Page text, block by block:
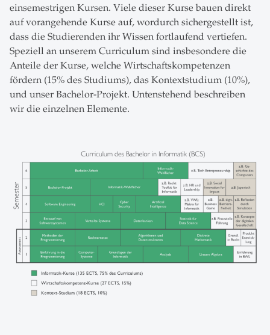
einsemestrigen Kursen. Viele dieser Kurse bauen direkt
auf vorangehende Kurse auf, wordurch sichergestellt ist,
dass die Studierenden ihr Wissen fortlaufend vertiefen.
Speziell an unserem Curriculum sind insbesondere die
Anteile der Kurse, welche Wirtschaftskompetenzen
fördern (15% des Studiums), das Kontextstudium (10%),
und unser Bachelor-Projekt. Untenstehend beschreiben
wir die einzelnen Elemente.